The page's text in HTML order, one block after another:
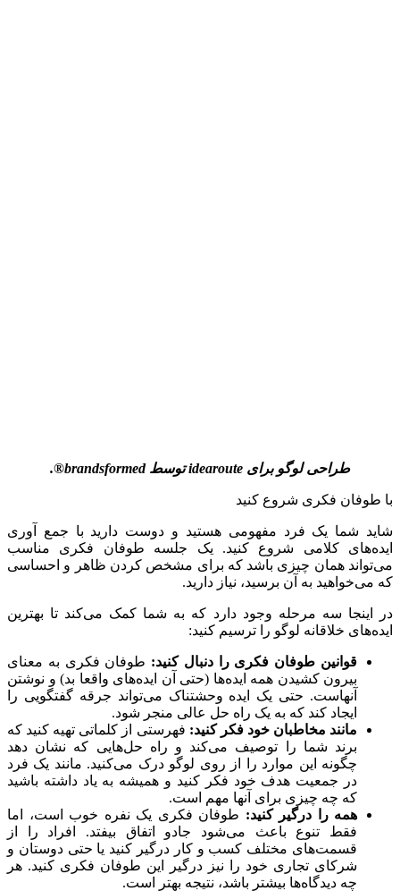
طراحی لوگو برای توسط brandsformed®
.
با طوفان فکری شروع کنید
شاید شما یک فرد مفهومی هستید و دوست دارید با جمع آوری
ایده‌های کلامی شروع کنید. یک جلسه طوفان فکری مناسب
می‌تواند همان چیزی باشد که برای مشخص کردن ظاهر و احساسی
که می‌خواهید به آن برسید، نیاز دارید.
در اینجا سه مرحله وجود دارد که به شما کمک می‌کند تا بهترین
ایده‌های خلاقانه لوگو را ترسیم کنید:
قوانین طوفان فکری را دنبال کنید: طوفان فکری به معنای
بیرون کشیدن همه ایده‌ها (حتی آن ایده‌های واقعا بد) و نوشتن
آنهاست. حتی یک ایده وحشتناک می‌تواند جرقه گفتگویی را
ایجاد کند که به یک راه حل عالی منجر شود.
مانند مخاطبان خود فکر کنید: فهرستی از کلماتی تهیه کنید که
برند شما را توصیف می‌کند و راه حل‌هایی که نشان دهد
چگونه این موارد را از روی لوگو درک می‌کنید. مانند یک فرد
در جمعیت هدف خود فکر کنید و همیشه به یاد داشته باشید
که چه چیزی برای آنها مهم است.
همه را درگیر کنید: طوفان فکری یک نفره خوب است، اما
فقط تنوع باعث می‌شود جادو اتفاق بیفتد. افراد را از
قسمت‌های مختلف کسب و کار درگیر کنید یا حتی دوستان و
شرکای تجاری خود را نیز درگیر این طوفان فکری کنید. هر
چه دیدگاه‌ها بیشتر باشد، نتیجه بهتر است.